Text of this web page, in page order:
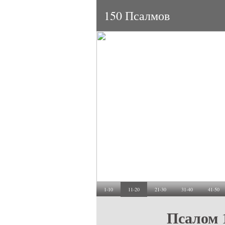
150 Псалмов
1-10 11-20 21-30 31-40 41-50
Псалом